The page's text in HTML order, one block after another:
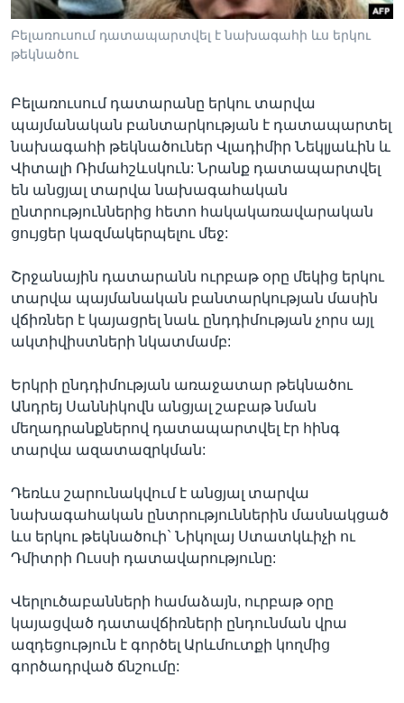
Լեզուներ
Բելառուսում դատապարտվել է նախագահի ևս երկու
թեկնածու
Բելառուսում դատարանը երկու տարվա
պայմանական բանտարկության է դատապարտել
նախագահի թեկնածուներ Վլադիմիր Նեկլյաևին և
Վիտալի Ռիմահշևսկուն: Նրանք դատապարտվել
են անցյալ տարվա նախագահական
ընտրություններից հետո հակակառավարական
ցույցեր կազմակերպելու մեջ:
Շրջանային դատարանն ուրբաթ օրը մեկից երկու
տարվա պայմանական բանտարկության մասին
վճիռներ է կայացրել նաև ընդդիմության չորս այլ
ակտիվիստների նկատմամբ:
Երկրի ընդդիմության առաջատար թեկնածու
Անդրեյ Սաննիկովն անցյալ շաբաթ նման
մեղադրանքներով դատապարտվել էր հինգ
տարվա ազատազրկման:
Դեռևս շարունակվում է անցյալ տարվա
նախագահական ընտրություններին մասնակցած
ևս երկու թեկնածուի` Նիկոլայ Ստատկևիչի ու
Դմիտրի Ուսսի դատավարությունը:
Վերլուծաբանների համաձայն, ուրբաթ օրը
կայացված դատավճիռների ընդունման վրա
ազդեցություն է գործել Արևմուտքի կողմից
գործադրված ճնշումը: